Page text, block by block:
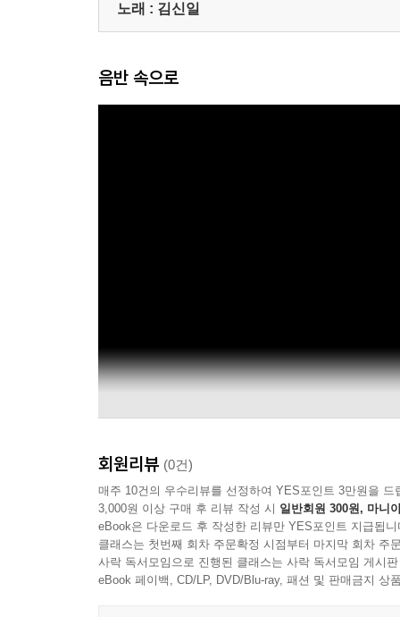
노래 : 김신일
음반 속으로
회원리뷰 (0건)
매주 10건의 우수리뷰를 선정하여 YES포인트 3만원을 드
3,000원 이상 구매 후 리뷰 작성 시 일반회원 300원, 마니
eBook은 다운로드 후 작성한 리뷰만 YES포인트 지급됩니
클래스는 첫번째 회차 주문확정 시점부터 마지막 회차 주
사락 독서모임으로 진행된 클래스는 사락 독서모임 게시
eBook 페이백, CD/LP, DVD/Blu-ray, 패션 및 판매금지 상